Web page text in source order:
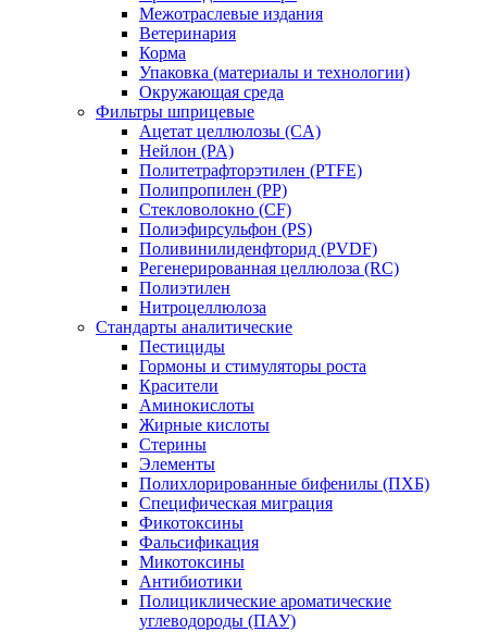
Межотраслевые издания
Ветеринария
Корма
Упаковка (материалы и технологии)
Окружающая среда
Фильтры шприцевые
Ацетат целлюлозы (CA)
Нейлон (PA)
Политетрафторэтилен (PTFE)
Полипропилен (PP)
Стекловолокно (CF)
Полиэфирсульфон (PS)
Поливинилиденфторид (PVDF)
Регенерированная целлюлоза (RC)
Полиэтилен
Нитроцеллюлоза
Стандарты аналитические
Пестициды
Гормоны и стимуляторы роста
Красители
Аминокислоты
Жирные кислоты
Стерины
Элементы
Полихлорированные бифенилы (ПХБ)
Специфическая миграция
Фикотоксины
Фальсификация
Микотоксины
Антибиотики
Полициклические ароматические
углеводороды (ПАУ)